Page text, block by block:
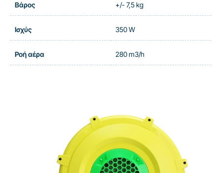
Βάρος +/- 7,5 kg
Ισχύς 350 W
Ροή αέρα 280 m3/h